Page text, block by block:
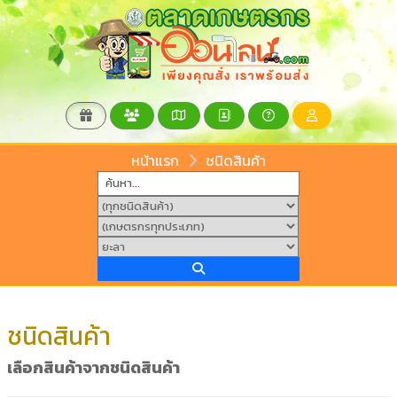
หน้าแรก ชนิดสินค้า
ชนิดสินค้า
เลือกสินค้าจากชนิดสินค้า